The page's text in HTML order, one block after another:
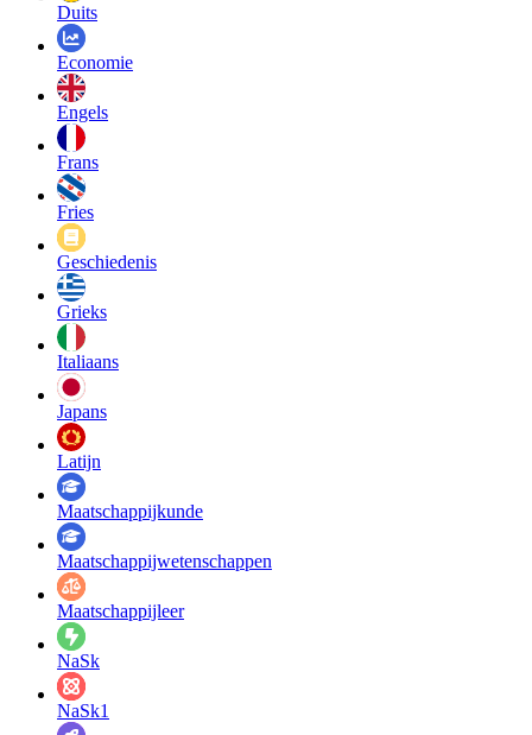
Duits
Economie
Engels
Frans
Fries
Geschiedenis
Grieks
Italiaans
Japans
Latijn
Maatschappij­kunde
Maatschappij­wetenschappen
Maatschappijleer
NaSk
NaSk1